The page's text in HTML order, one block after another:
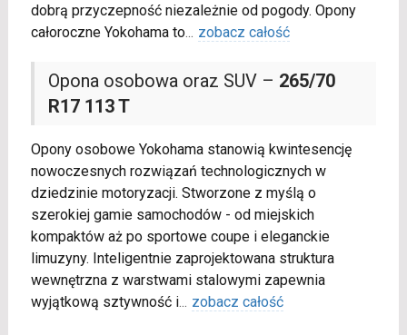
dobrą przyczepność niezależnie od pogody. Opony
całoroczne Yokohama to... zobacz całość
Opona osobowa oraz SUV – 265/70
R17 113 T
Opony osobowe Yokohama stanowią kwintesencję
nowoczesnych rozwiązań technologicznych w
dziedzinie motoryzacji. Stworzone z myślą o
szerokiej gamie samochodów - od miejskich
kompaktów aż po sportowe coupe i eleganckie
limuzyny. Inteligentnie zaprojektowana struktura
wewnętrzna z warstwami stalowymi zapewnia
wyjątkową sztywność i... zobacz całość